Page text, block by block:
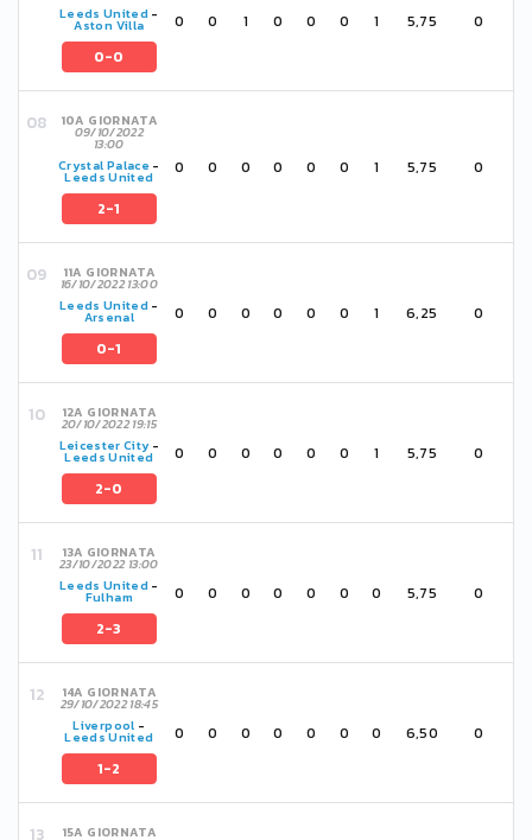
Leeds United -
Aston Villa
0-0
0 0 1 0 0 0 1 5,75 0
10A GIORNATA
09/10/2022
13:00
Crystal Palace -
Leeds United
2-1
0 0 0 0 0 0 1 5,75 0
11A GIORNATA
16/10/2022 13:00
Leeds United -
Arsenal
0-1
0 0 0 0 0 0 1 6,25 0
12A GIORNATA
20/10/2022 19:15
Leicester City-
Leeds United
2-0
0 0 0 0 0 0 1 5,75 0
13A GIORNATA
23/10/2022 13:00
Leeds United -
Fulham
2-3
0 0 0 0 0 0 0 5,75 0
14A GIORNATA
29/10/2022 18:45
Liverpool -
Leeds United
1-2
0 0 0 0 0 0 0 6,50 0
15A GIORNATA